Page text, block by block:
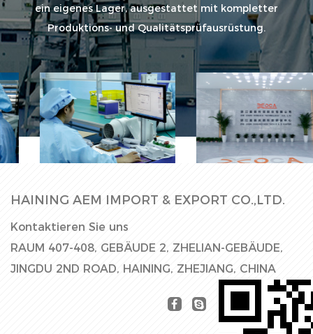
ein eigenes Lager, ausgestattet mit kompletter
Produktions- und Qualitätsprüfausrüstung.
Mechanische
Ausrüstung
Fabrikhalle
HAINING AEM IMPORT & EXPORT CO.,LTD.
Kontaktieren Sie uns
RAUM 407-408, GEBÄUDE 2, ZHELIAN-GEBÄUDE,
JINGDU 2ND ROAD, HAINING, ZHEJIANG, CHINA